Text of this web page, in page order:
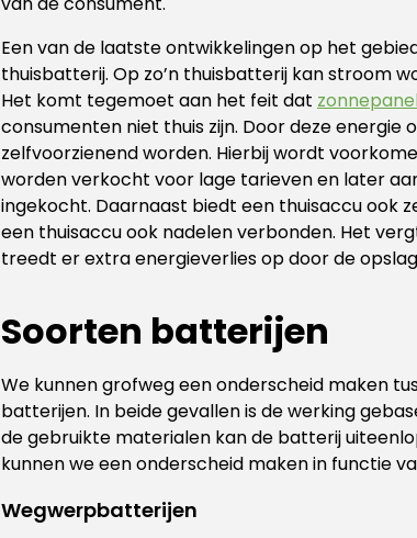
Een van de laatste ontwikkelingen op het
thuisbatterij. Op zo’n thuisbatterij kan stroom
Het komt tegemoet aan het feit dat
consumenten niet thuis zijn. Door deze energie
zelfvoorzienend worden. Hierbij wordt
worden verkocht voor lage tarieven en later
ingekocht. Daarnaast biedt een thuisaccu ook
een thuisaccu ook nadelen verbonden. Het
treedt er extra energieverlies op door de
Soorten batterijen
We kunnen grofweg een onderscheid maken
batterijen. In beide gevallen is de werking
de gebruikte materialen kan de batterij
kunnen we een onderscheid maken in functie
Wegwerpbatterijen